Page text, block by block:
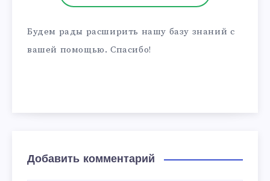
Будем рады расширить нашу базу знаний с
вашей помощью. Спасибо!
Добавить комментарий